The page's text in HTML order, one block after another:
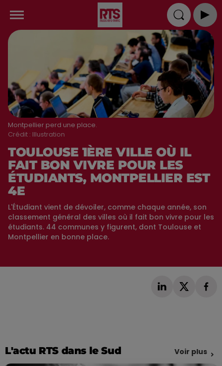
Montpellier perd une place.
Crédit : Illustration
TOULOUSE 1ÈRE VILLE OÙ IL
FAIT BON VIVRE POUR LES
ÉTUDIANTS, MONTPELLIER EST
4E
L'Étudiant vient de dévoiler, comme chaque année, son
classement général des villes où il fait bon vivre pour les
étudiants. 44 communes y figurent, dont Toulouse et
Montpellier en bonne place.
L'actu RTS dans le Sud Voir plus